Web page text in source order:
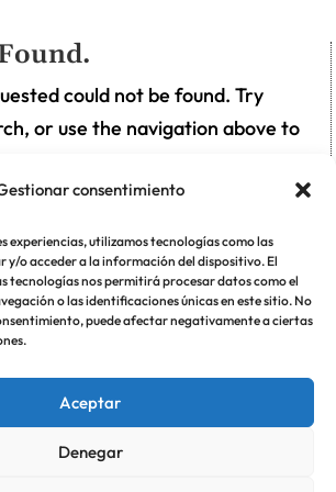
consentimiento
experiencias, utilizamos tecnologías como las
y/o acceder a la información del dispositivo. El
tecnologías nos permitirá procesar datos como el
o las identificaciones únicas en este sitio. No
puede afectar negativamente a ciertas
Aceptar
Denegar
could not be found. Try
or use the navigation above to